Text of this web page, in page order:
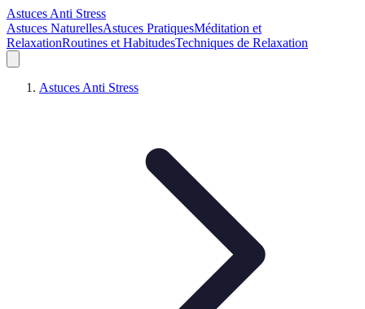
Astuces Anti Stress
Astuces NaturellesAstuces PratiquesMéditation et
RelaxationRoutines et HabitudesTechniques de Relaxation
Astuces Anti Stress